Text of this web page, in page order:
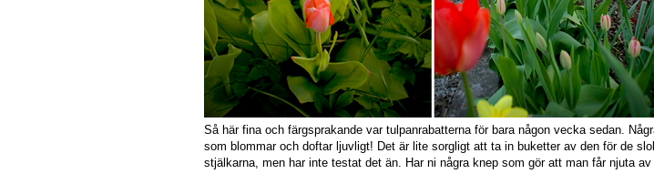
Så här fina och färgsprakande var tulpanrabatterna för bara någon vecka sedan.
som blommar och doftar ljuvligt! Det är lite sorgligt att ta in buketter av den för de
stjälkarna, men har inte testat det än. Har ni några knep som gör att man får njuta av